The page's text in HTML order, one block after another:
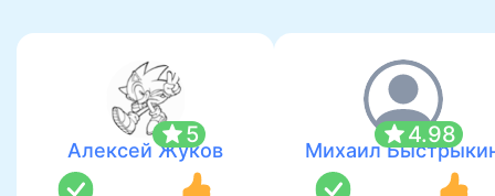
star5
Алексей Жуков
star4.98
Михаил